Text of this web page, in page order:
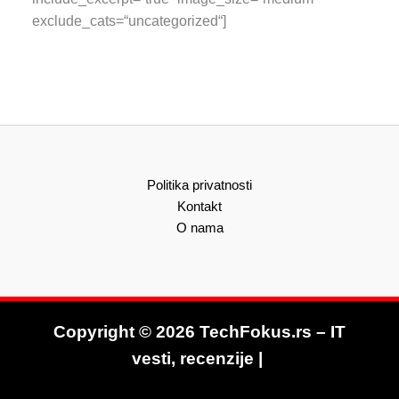
exclude_cats=“uncategorized“]
Politika privatnosti
Kontakt
O nama
Copyright © 2026 TechFokus.rs – IT
vesti, recenzije |